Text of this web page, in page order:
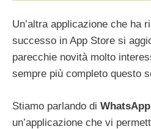
Un’altra applicazione che ha
successo in App Store si
parecchie novità molto
sempre più completo questo
Stiamo parlando di
un’applicazione che vi